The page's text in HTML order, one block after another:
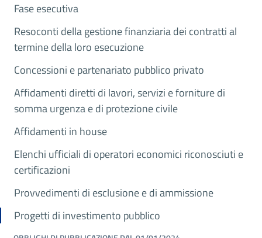
Fase esecutiva
Resoconti della gestione finanziaria dei contratti al
termine della loro esecuzione
Concessioni e partenariato pubblico privato
Affidamenti diretti di lavori, servizi e forniture di
somma urgenza e di protezione civile
Affidamenti in house
Elenchi ufficiali di operatori economici riconosciuti e
certificazioni
Provvedimenti di esclusione e di ammissione
Progetti di investimento pubblico